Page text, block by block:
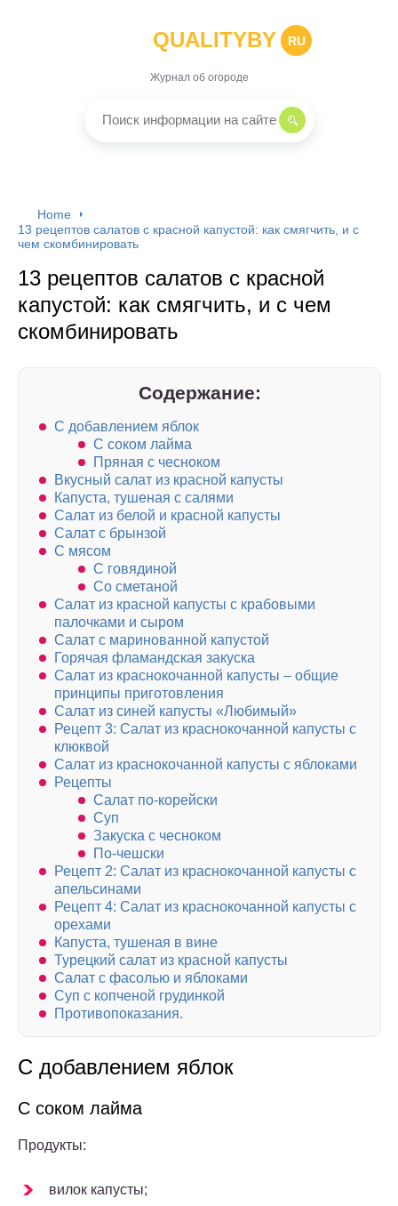
QUALITYBY RU
Журнал об огороде
Home
13 рецептов салатов с красной капустой: как смягчить, и с
чем скомбинировать
13 рецептов салатов с красной
капустой: как смягчить, и с чем
скомбинировать
Содержание:
С добавлением яблок
С соком лайма
Пряная с чесноком
Вкусный салат из красной капусты
Капуста, тушеная с салями
Салат из белой и красной капусты
Салат с брынзой
С мясом
С говядиной
Со сметаной
Салат из красной капусты с крабовыми
палочками и сыром
Салат с маринованной капустой
Горячая фламандская закуска
Салат из краснокочанной капусты – общие
принципы приготовления
Салат из синей капусты «Любимый»
Рецепт 3: Салат из краснокочанной капусты с
клюквой
Салат из краснокочанной капусты с яблоками
Рецепты
Салат по-корейски
Суп
Закуска с чесноком
По-чешски
Рецепт 2: Салат из краснокочанной капусты с
апельсинами
Рецепт 4: Салат из краснокочанной капусты с
орехами
Капуста, тушеная в вине
Турецкий салат из красной капусты
Салат с фасолью и яблоками
Суп с копченой грудинкой
Противопоказания.
С добавлением яблок
С соком лайма
Продукты:
вилок капусты;